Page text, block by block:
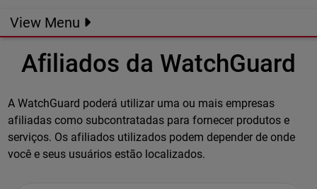
View Menu
Afiliados da WatchGuard
A WatchGuard poderá utilizar uma ou mais empresas
afiliadas como subcontratadas para fornecer produtos e
serviços. Os afiliados utilizados podem depender de onde
você e seus usuários estão localizados.